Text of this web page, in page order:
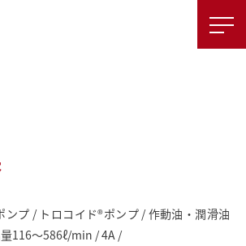
ンプ / トロコイド®ポンプ / 作動油・潤滑油
116～586ℓ/min / 4A /